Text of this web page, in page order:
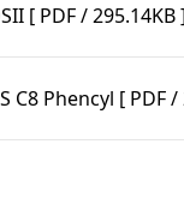
[ PDF / 295.14KB ]
C8 Phencyl [ PDF /